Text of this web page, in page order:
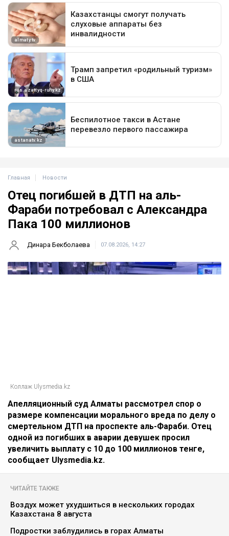
Главная Новости
Отец погибшей в ДТП на аль-
Фараби потребовал с Александра
Пака 100 миллионов
Динара Бекболаева 07.08.2026, 14:27
Коллаж Ulysmedia.kz
Апелляционный суд Алматы рассмотрел спор о
размере компенсации морального вреда по делу о
смертельном ДТП на проспекте аль-Фараби. Отец
одной из погибших в аварии девушек просил
увеличить выплату с 10 до 100 миллионов тенге,
сообщает Ulysmedia.kz.
ЧИТАЙТЕ ТАКЖЕ
Воздух может ухудшиться в нескольких городах
Казахстана 8 августа
Подростки заблудились в горах Алматы